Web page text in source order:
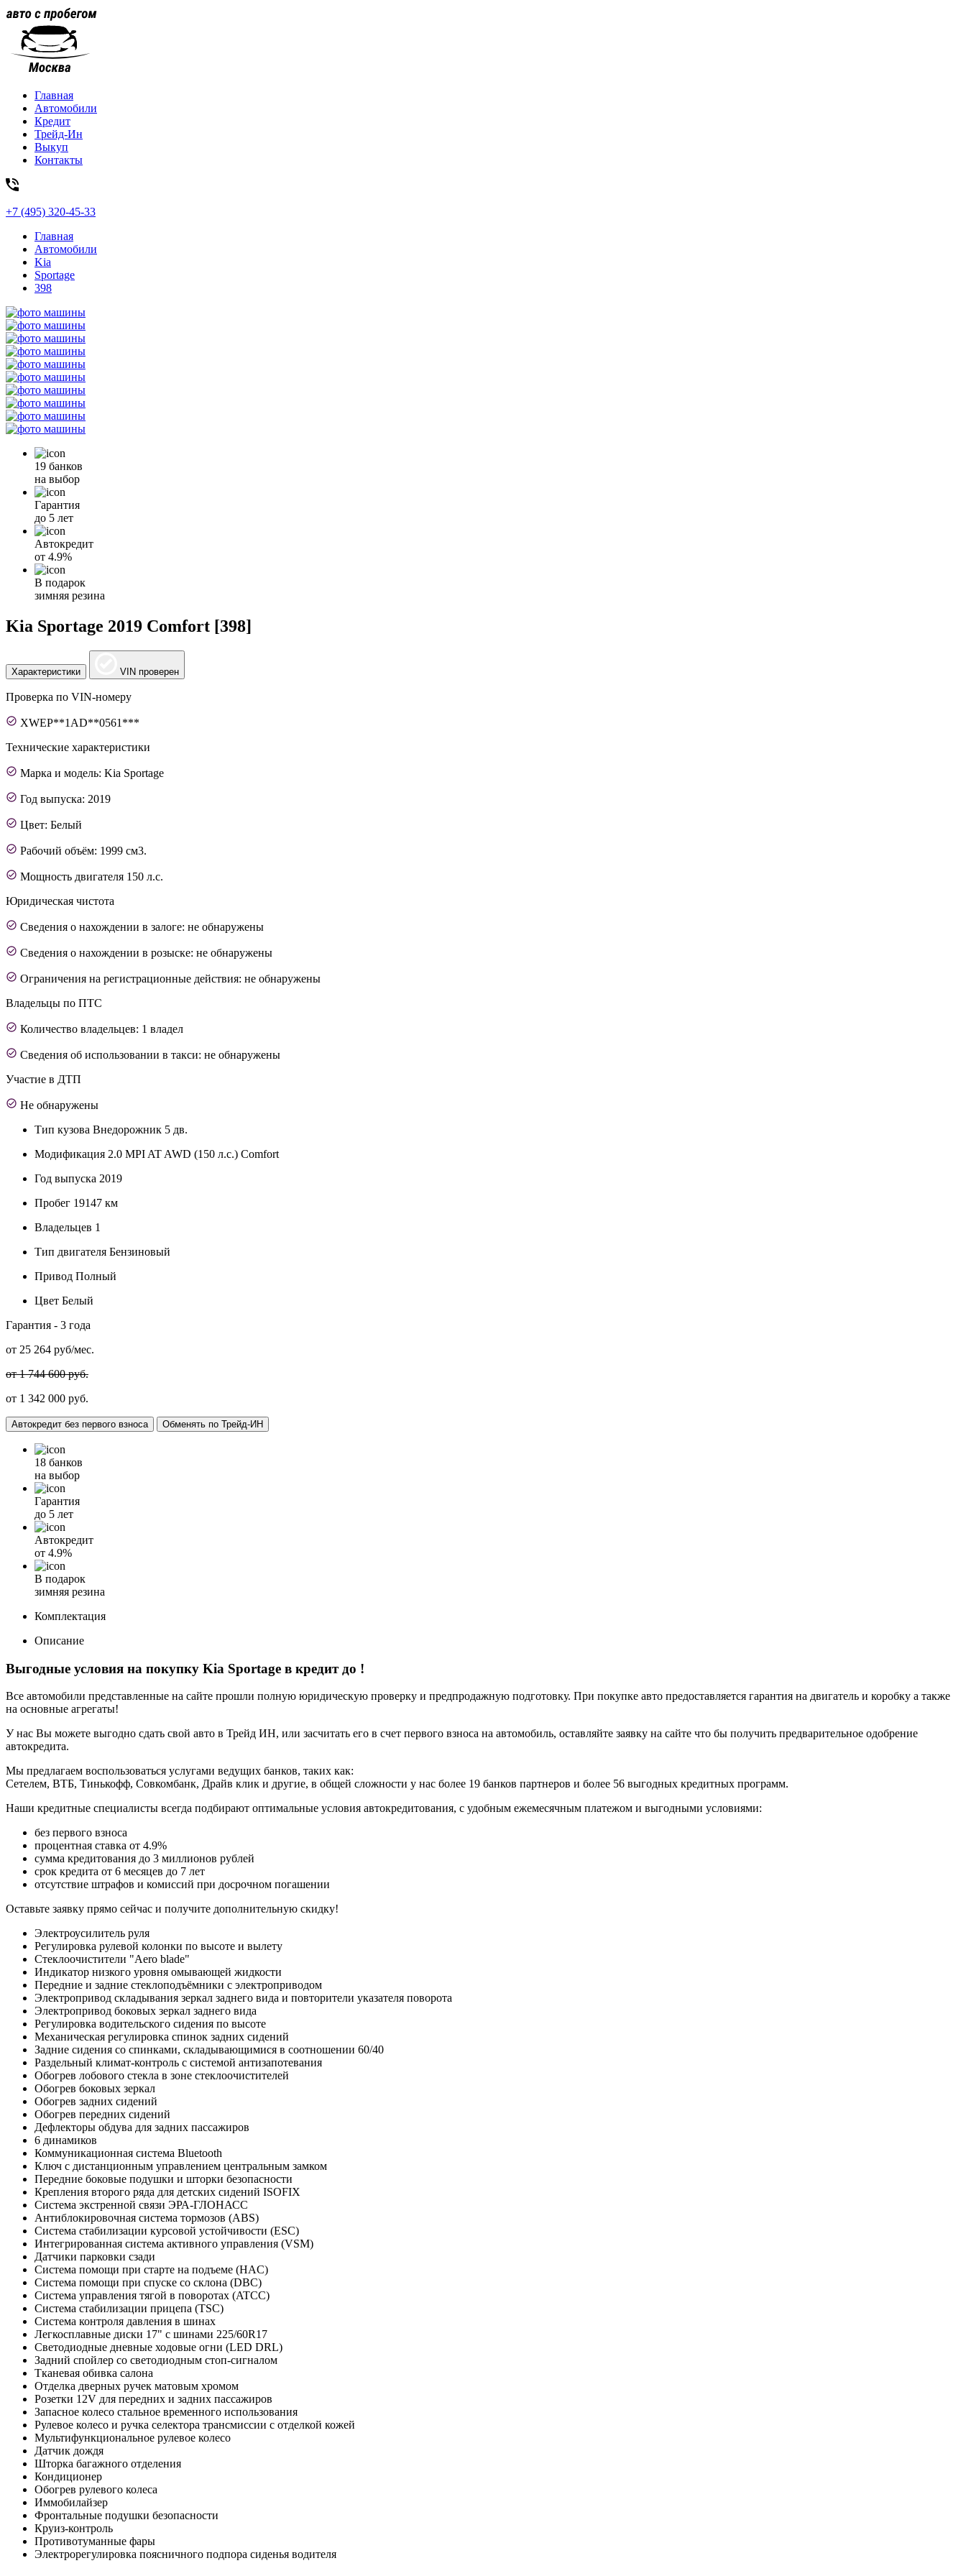
Главная
Автомобили
Кредит
Трейд-Ин
Выкуп
Контакты
+7 (495) 320-45-33
Главная
Автомобили
Kia
Sportage
398
19 банков
на выбор
Гарантия
до 5 лет
Автокредит
от 4.9%
В подарок
зимняя резина
Kia Sportage 2019 Comfort [398]
Характеристики VIN проверен
Проверка по VIN-номеру
XWEP**1AD**0561***
Технические характеристики
Марка и модель: Kia Sportage
Год выпуска: 2019
Цвет: Белый
Рабочий объём: 1999 см3.
Мощность двигателя 150 л.с.
Юридическая чистота
Сведения о нахождении в залоге: не обнаружены
Сведения о нахождении в розыске: не обнаружены
Ограничения на регистрационные действия: не обнаружены
Владельцы по ПТС
Количество владельцев: 1 владел
Сведения об использовании в такси: не обнаружены
Участие в ДТП
Не обнаружены
Тип кузова Внедорожник 5 дв.
Модификация 2.0 MPI AT AWD (150 л.с.) Comfort
Год выпуска 2019
Пробег 19147 км
Владельцев 1
Тип двигателя Бензиновый
Привод Полный
Цвет Белый
Гарантия - 3 года
от 25 264 руб/мес.
от 1 744 600 руб.
от 1 342 000 руб.
Автокредит без первого взноса Обменять по Трейд-ИН
18 банков
на выбор
Гарантия
до 5 лет
Автокредит
от 4.9%
В подарок
зимняя резина
Комплектация
Описание
Выгодные условия на покупку Kia Sportage в кредит до !
Все автомобили представленные на сайте прошли полную юридическую проверку и предпродажную подготовку. При покупке авто предоставляется гарантия на двигатель и коробку а также
на основные агрегаты!
У нас Вы можете выгодно сдать свой авто в Трейд ИН, или засчитать его в счет первого взноса на автомобиль, оставляйте заявку на сайте что бы получить предварительное одобрение
автокредита.
Мы предлагаем воспользоваться услугами ведущих банков, таких как:
Сетелем, ВТБ, Тинькофф, Совкомбанк, Драйв клик и другие, в общей сложности у нас более 19 банков партнеров и более 56 выгодных кредитных программ.
Наши кредитные специалисты всегда подбирают оптимальные условия автокредитования, с удобным ежемесячным платежом и выгодными условиями:
без первого взноса
процентная ставка от 4.9%
сумма кредитования до 3 миллионов рублей
срок кредита от 6 месяцев до 7 лет
отсутствие штрафов и комиссий при досрочном погашении
Оставьте заявку прямо сейчас и получите дополнительную скидку!
Электроусилитель руля
Регулировка рулевой колонки по высоте и вылету
Cтеклоочистители "Aero blade"
Индикатор низкого уровня омывающей жидкости
Передние и задние стеклоподъёмники с электроприводом
Электропривод складывания зеркал заднего вида и повторители указателя поворота
Электропривод боковых зеркал заднего вида
Регулировка водительского сидения по высоте
Механическая регулировка спинок задних сидений
Задние сидения со спинками, складывающимися в соотношении 60/40
Раздельный климат-контроль с системой антизапотевания
Обогрев лобового стекла в зоне стеклоочистителей
Обогрев боковых зеркал
Обогрев задних сидений
Обогрев передних сидений
Дефлекторы обдува для задних пассажиров
6 динамиков
Коммуникационная система Bluetooth
Ключ с дистанционным управлением центральным замком
Передние боковые подушки и шторки безопасности
Крепления второго ряда для детских сидений ISOFIX
Система экстренной связи ЭРА-ГЛОНАСС
Антиблокировочная система тормозов (ABS)
Система стабилизации курсовой устойчивости (ESC)
Интегрированная система активного управления (VSM)
Датчики парковки сзади
Система помощи при старте на подъеме (HAC)
Система помощи при спуске со склона (DBC)
Система управления тягой в поворотах (ATCC)
Система стабилизации прицепа (TSC)
Система контроля давления в шинах
Легкосплавные диски 17" с шинами 225/60R17
Светодиодные дневные ходовые огни (LED DRL)
Задний спойлер со светодиодным стоп-сигналом
Тканевая обивка салона
Отделка дверных ручек матовым хромом
Розетки 12V для передних и задних пассажиров
Запасное колесо стальное временного использования
Рулевое колесо и ручка селектора трансмиссии с отделкой кожей
Мультифункциональное рулевое колесо
Датчик дождя
Шторка багажного отделения
Кондиционер
Обогрев рулевого колеса
Иммобилайзер
Фронтальные подушки безопасности
Круиз-контроль
Противотуманные фары
Электрорегулировка поясничного подпора сиденья водителя